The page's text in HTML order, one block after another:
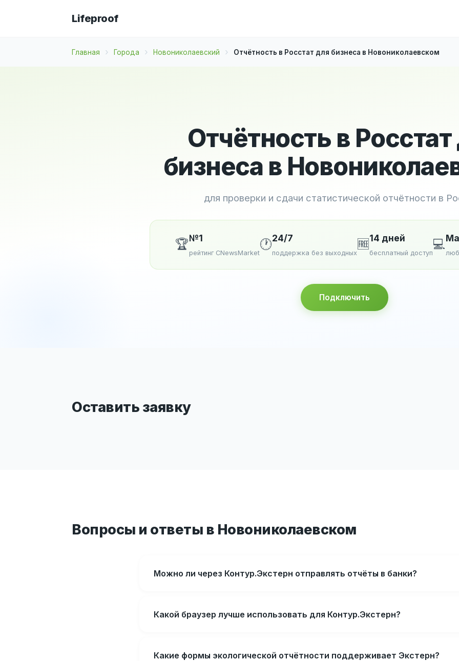
Lifeproof
Главная Города Новониколаевский Отчётность в Росстат для бизнеса в Новониколаевском
Отчётность в
бизнеса в
для проверки и сдачи статистической отчётности в
🏆№1
рейтинг CNewsMarket
🕐24/7
поддержка без выходных
🆓14 дней
бесплатный доступ
💻
Подключить
Оставить заявку
Вопросы и ответы в Новониколаевском
Можно ли через Контур.Экстерн отправлять отчёты в банки?
Какой браузер лучше использовать для Контур.Экстерн?
Какие формы экологической отчётности поддерживает Экстерн?